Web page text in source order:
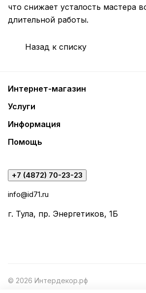
что снижает усталость мастера
длительной работы.
Назад к списку
Интернет-магазин
Услуги
Информация
Помощь
+7 (4872) 70-23-23
info@id71.ru
г. Тула, пр. Энергетиков, 1Б
© 2026 Интердекор.рф